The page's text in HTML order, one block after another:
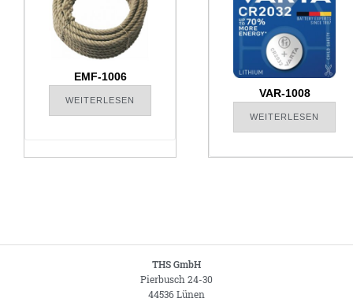
EMF-1006
WEITERLESEN
VAR-1008
WEITERLESEN
THS GmbH
Pierbusch 24-30
44536 Lünen